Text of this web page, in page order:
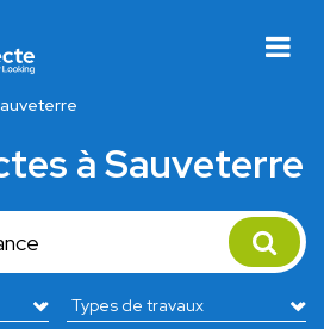
à Sauveterre